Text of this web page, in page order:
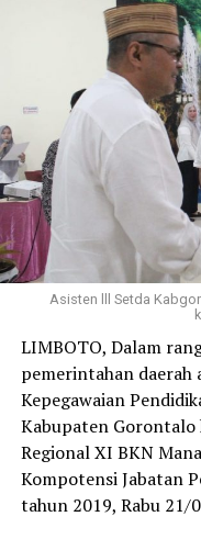
Asisten lll Setda
LIMBOTO, Dalam
pemerintahan daerah
Kepegawaian
Kabupaten Gorontalo
Regional XI BKN
Kompotensi Jabatan
tahun 2019, Rabu 21/